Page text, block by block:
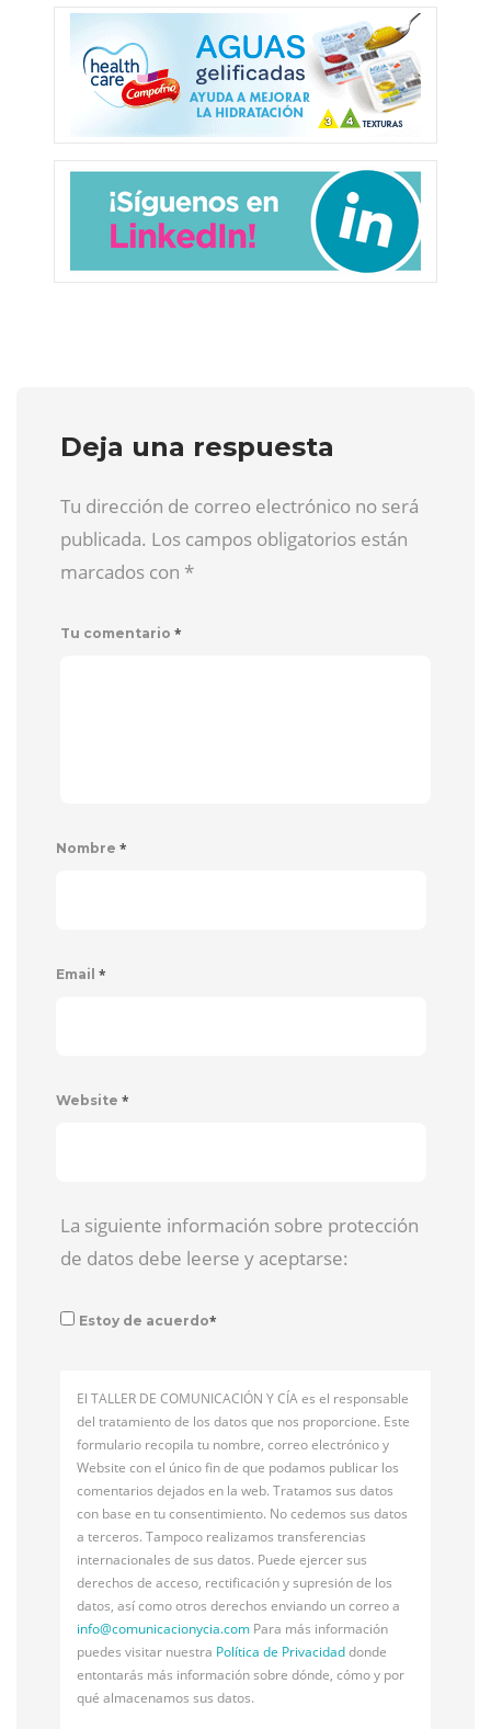
Deja una respuesta
Tu dirección de correo electrónico no será
publicada. Los campos obligatorios están
marcados con *
Tu comentario *
Nombre *
Email *
Website *
La siguiente información sobre protección
de datos debe leerse y aceptarse:
Estoy de acuerdo*
El TALLER DE COMUNICACIÓN Y CÍA es el responsable
del tratamiento de los datos que nos proporcione. Este
formulario recopila tu nombre, correo electrónico y
Website con el único fin de que podamos publicar los
comentarios dejados en la web. Tratamos sus datos
con base en tu consentimiento. No cedemos sus datos
a terceros. Tampoco realizamos transferencias
internacionales de sus datos. Puede ejercer sus
derechos de acceso, rectificación y supresión de los
datos, así como otros derechos enviando un correo a
info@comunicacionycia.com Para más información
puedes visitar nuestra Política de Privacidaddonde
entontarás más información sobre dónde, cómo y por
qué almacenamos sus datos.